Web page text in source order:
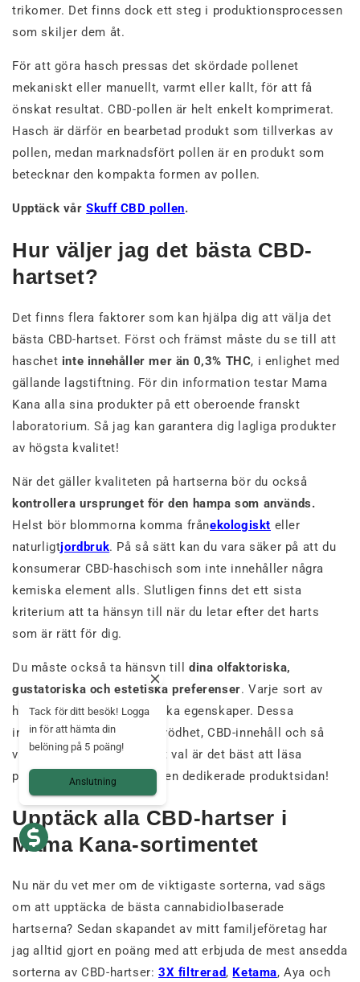
trikomer. Det finns dock ett steg i produktionsprocessen
som skiljer dem åt.
För att göra hasch pressas det skördade pollenet
mekaniskt eller manuellt, varmt eller kallt, för att få
önskat resultat. CBD-pollen är helt enkelt komprimerat.
Hasch är därför en bearbetad produkt som tillverkas av
pollen, medan marknadsfört pollen är en produkt som
betecknar den kompakta formen av pollen.
Upptäck vårSkuff CBD pollen.
Hur väljer jag det bästa CBD-
hartset?
Det finns flera faktorer som kan hjälpa dig att välja det
bästa CBD-hartset. Först och främst måste du se till att
haschet inte innehåller mer än 0,3% THC, i enlighet med
gällande lagstiftning. För din information testar Mama
Kana alla sina produkter på ett oberoende franskt
laboratorium. Så jag kan garantera dig lagliga produkter
av högsta kvalitet!
När det gäller kvaliteten på hartserna bör du också
kontrollera ursprunget för den hampa som används.
Helst bör blommorna komma frånekologiskt eller
naturligtjordbruk. På så sätt kan du vara säker på att du
konsumerar CBD-haschisch som inte innehåller några
kemiska element alls. Slutligen finns det ett sista
kriterium att ta hänsyn till när du letar efter det harts
som är rätt för dig.
Du måste också ta hänsyn till dina olfaktoriska,
gustatoriska och estetiska preferenser. Varje sort av
harts har sina egna specifika egenskaper. Dessa
inkluderar textur, arom, sprödhet, CBD-innehåll och så
vidare. Så innan du gör ditt val är det bäst att läsa
produktbeskrivningen på den dedikerade produktsidan!
Upptäck alla CBD-hartser i
Mama Kana-sortimentet
Nu när du vet mer om de viktigaste sorterna, vad sägs
om att upptäcka de bästa cannabidiolbaserade
hartserna? Sedan skapandet av mitt familjeföretag har
jag alltid gjort en poäng med att erbjuda de mest ansedda
sorterna av CBD-hartser:3X filtrerad, Ketama, Aya och
Tack för ditt besök! Logga
in för att hämta din
belöning på 5 poäng!
Anslutning